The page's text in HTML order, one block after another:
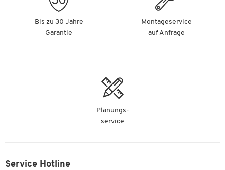
Bis zu 30 Jahre
Garantie
Montageservice
auf Anfrage
Planungs-
service
Service Hotline